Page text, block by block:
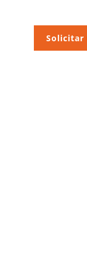
Solicitar